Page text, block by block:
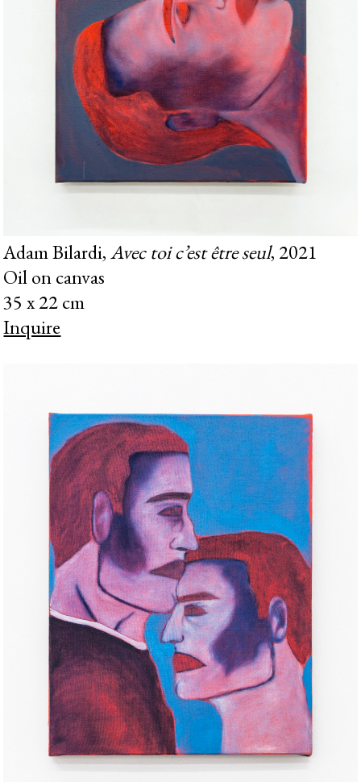
Adam Bilardi,Avec toi c’est être seul, 2021
Oil on canvas
35 x 22 cm
Inquire